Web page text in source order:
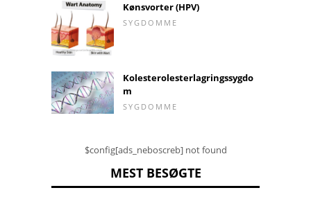
Kønsvorter (HPV)
SYGDOMME
Kolesterolesterlagringssygdo
m
SYGDOMME
$config[ads_neboscreb] not found
MEST BESØGTE